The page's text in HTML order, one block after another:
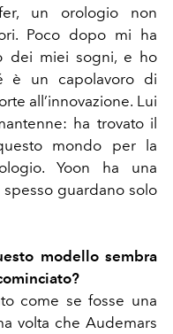
un orologio non
Poco dopo mi ha
dei miei sogni, e ho
è un capolavoro di
all’innovazione. Lui
ha trovato il
mondo per la
Yoon ha una
guardano solo
modello sembra
come se fosse una
volta che Audemars